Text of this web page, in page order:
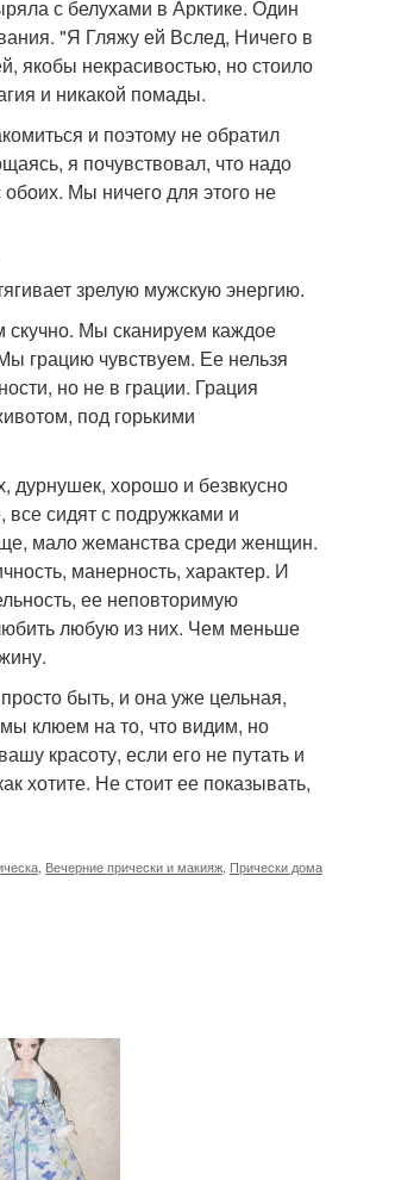
с белухами в Арктике. Один
"Я Гляжу ей Вслед, Ничего в
якобы некрасивостью, но стоило
и никакой помады.
и поэтому не обратил
я почувствовал, что надо
Мы ничего для этого не
зрелую мужскую энергию.
Мы сканируем каждое
грацию чувствуем. Ее нельзя
но не в грации. Грация
под горькими
хорошо и безвкусно
сидят с подружками и
мало жеманства среди женщин.
манерность, характер. И
ее неповторимую
любую из них. Чем меньше
быть, и она уже цельная,
клюем на то, что видим, но
красоту, если его не путать и
хотите. Не стоит ее показывать,
Вечерние прически и макияж Прически дома